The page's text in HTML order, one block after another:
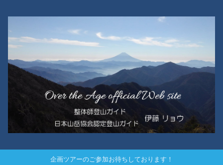
企画ツアーのご参加お待ちしております！